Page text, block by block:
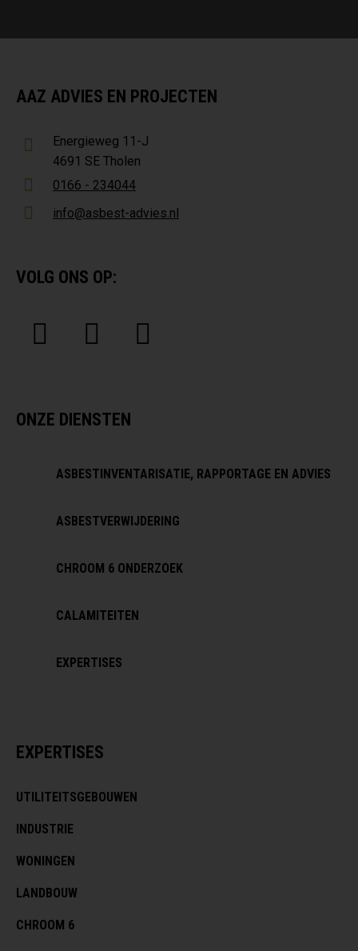
AAZ ADVIES EN PROJECTEN
Energieweg 11-J
4691 SE Tholen
0166 - 234044
info@asbest-advies.nl
VOLG ONS OP:
ONZE DIENSTEN
ASBESTINVENTARISATIE, RAPPORTAGE EN ADVIES
ASBESTVERWIJDERING
CHROOM 6 ONDERZOEK
CALAMITEITEN
EXPERTISES
EXPERTISES
UTILITEITSGEBOUWEN
INDUSTRIE
WONINGEN
LANDBOUW
CHROOM 6